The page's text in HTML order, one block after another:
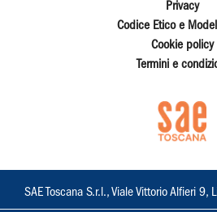
Privacy
Codice Etico e
Cookie policy
Termini e
SAE Toscana S.r.l., Viale Vittorio Alfieri